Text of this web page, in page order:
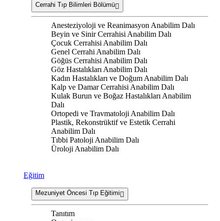
Cerrahi Tıp Bilimleri Bölümü
Anesteziyoloji ve Reanimasyon Anabilim Dalı
Beyin ve Sinir Cerrahisi Anabilim Dalı
Çocuk Cerrahisi Anabilim Dalı
Genel Cerrahi Anabilim Dalı
Göğüs Cerrahisi Anabilim Dalı
Göz Hastalıkları Anabilim Dalı
Kadın Hastalıkları ve Doğum Anabilim Dalı
Kalp ve Damar Cerrahisi Anabilim Dalı
Kulak Burun ve Boğaz Hastalıkları Anabilim
Dalı
Ortopedi ve Travmatoloji Anabilim Dalı
Plastik, Rekonstrüktif ve Estetik Cerrahi
Anabilim Dalı
Tıbbi Patoloji Anabilim Dalı
Üroloji Anabilim Dalı
Eğitim
Mezuniyet Öncesi Tıp Eğitimi
Tanıtım